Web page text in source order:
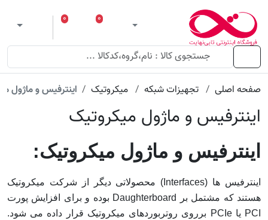
ورود لیست مورد علاقه
۰
سبد خرید
۰
منو
صفحه اصلی
تجهیزات شبکه میکروتیک اینترفیس و ماژول
اینترفیس و ماژول میکروتیک
اینترفیس و ماژول میکروتیک:
اینترفیس ها (Interfaces) محصولاتی دیگر از شرکت میکروتیک
هستند که مشتمل بر Daughterboard بوده و برای افزایش پورت
PCI یا PCIe برروی روتربوردهای میکروتیک قرار داده می شود.